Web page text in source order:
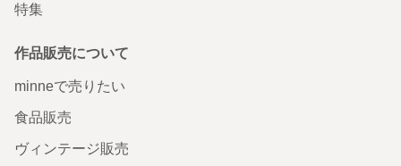
特集
作品販売について
minneで売りたい
食品販売
ヴィンテージ販売